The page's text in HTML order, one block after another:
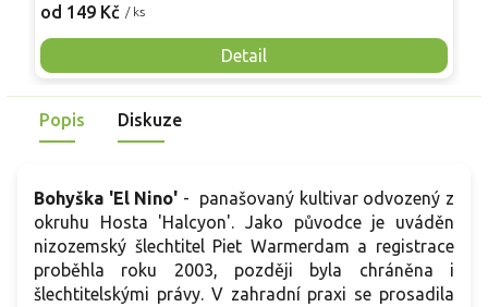
od 149 Kč / ks
Detail
Pevné vzpřímené výhony tvoří elegantní habitus bez
Mrazuvzdornost do −25 °C a spolehlivá vitalita z něj dělají
skvělou volbu pro každého pěstitele.
Popis Diskuze
Bohyška 'El Nino' -
panašovaný kultivar odvozený z
okruhu Hosta 'Halcyon'. Jako původce je uváděn
nizozemský šlechtitel Piet Warmerdam a registrace
proběhla roku 2003, později byla chráněna i
šlechtitelskými právy. V zahradní praxi se prosadila